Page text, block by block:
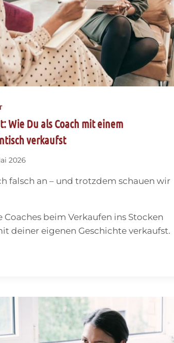
Du als Coach mit einem
verkaufst
2026
falsch an – und trotzdem schauen wir
beim Verkaufen ins Stocken
deiner eigenen Geschichte verkaufst.